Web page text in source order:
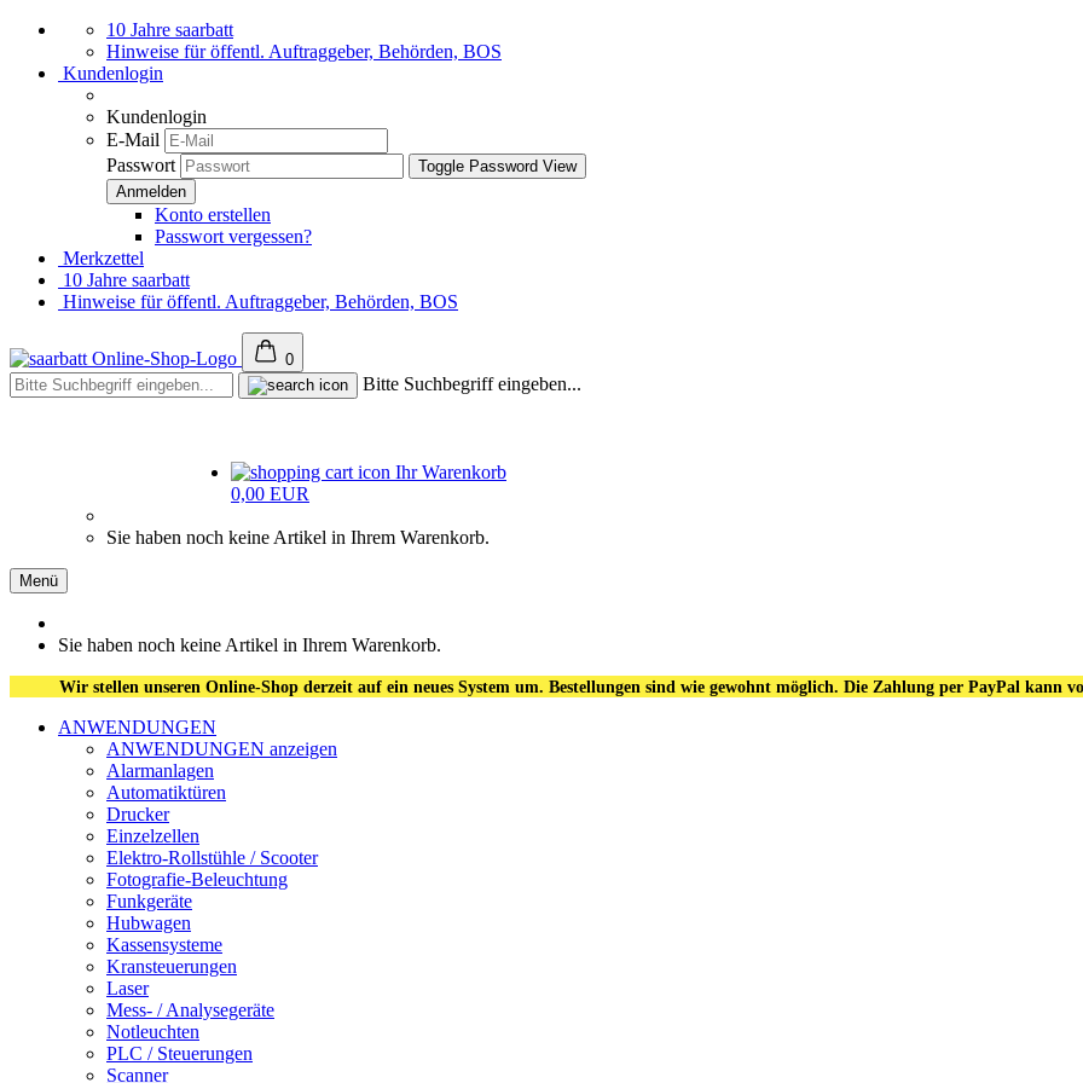
10 Jahre saarbatt
Hinweise für öffentl. Auftraggeber, Behörden, BOS
Kundenlogin
Kundenlogin
E-Mail
Passwort
Toggle Password View
Konto erstellen
Passwort vergessen?
Merkzettel
10 Jahre saarbatt
Hinweise für öffentl. Auftraggeber, Behörden, BOS
0
Bitte Suchbegriff eingeben...
Ihr Warenkorb
0,00 EUR
Sie haben noch keine Artikel in Ihrem Warenkorb.
Menü
Sie haben noch keine Artikel in Ihrem Warenkorb.
Wir stellen unseren Online-Shop derzeit auf ein neues System um. Bestellungen sind wie gewohnt möglich. Die Zahlung per PayPal kann
ANWENDUNGEN
ANWENDUNGEN anzeigen
Alarmanlagen
Automatiktüren
Drucker
Einzelzellen
Elektro-Rollstühle / Scooter
Fotografie-Beleuchtung
Funkgeräte
Hubwagen
Kassensysteme
Kransteuerungen
Laser
Mess- / Analysegeräte
Notleuchten
PLC / Steuerungen
Scanner